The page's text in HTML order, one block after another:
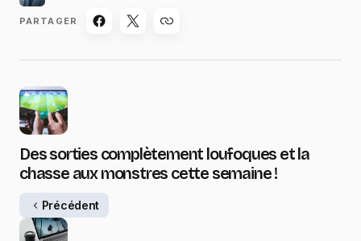
PARTAGER
Des sorties complètement loufoques et la
chasse aux monstres cette semaine !
Précédent